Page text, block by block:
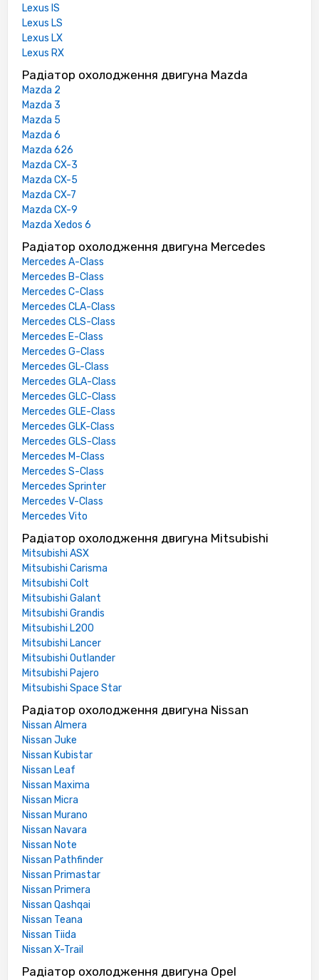
Lexus IS
Lexus LS
Lexus LX
Lexus RX
Радіатор охолодження двигуна Mazda
Mazda 2
Mazda 3
Mazda 5
Mazda 6
Mazda 626
Mazda CX-3
Mazda CX-5
Mazda CX-7
Mazda CX-9
Mazda Xedos 6
Радіатор охолодження двигуна Mercedes
Mercedes A-Class
Mercedes B-Class
Mercedes C-Class
Mercedes CLA-Class
Mercedes CLS-Class
Mercedes E-Class
Mercedes G-Class
Mercedes GL-Class
Mercedes GLA-Class
Mercedes GLC-Class
Mercedes GLE-Class
Mercedes GLK-Class
Mercedes GLS-Class
Mercedes M-Class
Mercedes S-Class
Mercedes Sprinter
Mercedes V-Class
Mercedes Vito
Радіатор охолодження двигуна Mitsubishi
Mitsubishi ASX
Mitsubishi Carisma
Mitsubishi Colt
Mitsubishi Galant
Mitsubishi Grandis
Mitsubishi L200
Mitsubishi Lancer
Mitsubishi Outlander
Mitsubishi Pajero
Mitsubishi Space Star
Радіатор охолодження двигуна Nissan
Nissan Almera
Nissan Juke
Nissan Kubistar
Nissan Leaf
Nissan Maxima
Nissan Micra
Nissan Murano
Nissan Navara
Nissan Note
Nissan Pathfinder
Nissan Primastar
Nissan Primera
Nissan Qashqai
Nissan Teana
Nissan Tiida
Nissan X-Trail
Радіатор охолодження двигуна Opel